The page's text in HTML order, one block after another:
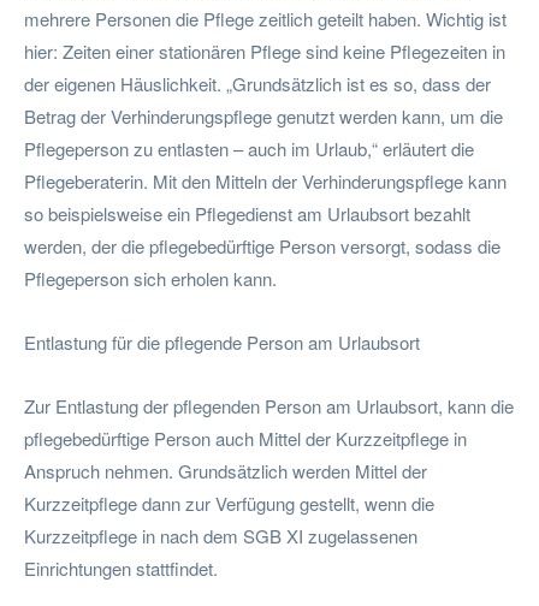
mehrere Personen die Pflege zeitlich geteilt haben. Wichtig ist
hier: Zeiten einer stationären Pflege sind keine Pflegezeiten in
der eigenen Häuslichkeit. „Grundsätzlich ist es so, dass der
Betrag der Verhinderungspflege genutzt werden kann, um die
Pflegeperson zu entlasten – auch im Urlaub,“ erläutert die
Pflegeberaterin. Mit den Mitteln der Verhinderungspflege kann
so beispielsweise ein Pflegedienst am Urlaubsort bezahlt
werden, der die pflegebedürftige Person versorgt, sodass die
Pflegeperson sich erholen kann.
Entlastung für die pflegende Person am Urlaubsort
Zur Entlastung der pflegenden Person am Urlaubsort, kann die
pflegebedürftige Person auch Mittel der Kurzzeitpflege in
Anspruch nehmen. Grundsätzlich werden Mittel der
Kurzzeitpflege dann zur Verfügung gestellt, wenn die
Kurzzeitpflege in nach dem SGB XI zugelassenen
Einrichtungen stattfindet.